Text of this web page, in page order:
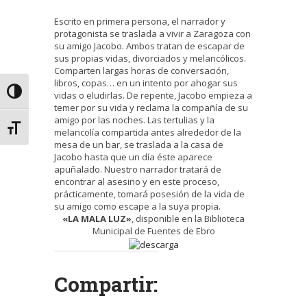
Alternar alto contraste
Alternar tamaño de letra
Escrito en primera persona, el narrador y
protagonista se traslada a vivir a Zaragoza con
su amigo Jacobo. Ambos tratan de escapar de
sus propias vidas, divorciados y melancólicos.
Comparten largas horas de conversación,
libros, copas… en un intento por ahogar sus
vidas o eludirlas. De repente, Jacobo empieza a
temer por su vida y reclama la compañía de su
amigo por las noches. Las tertulias y la
melancolía compartida antes alrededor de la
mesa de un bar, se traslada a la casa de
Jacobo hasta que un día éste aparece
apuñalado. Nuestro narrador tratará de
encontrar al asesino y en este proceso,
prácticamente, tomará posesión de la vida de
su amigo como escape a la suya propia.
«LA MALA LUZ», disponible en la Biblioteca
Municipal de Fuentes de Ebro
Compartir: